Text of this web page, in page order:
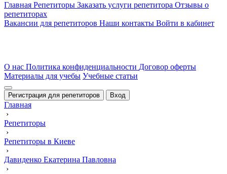
Главная Репетиторы Заказать услуги репетитора Отзывы о
репетиторах
Вакансии для репетиторов Наши контакты Войти в кабинет
О нас Политика конфиденциальности Договор оферты
Материалы для учебы Учебные статьи
Регистрация для репетиторов Вход
Главная
›
Репетиторы
›
Репетиторы в Киеве
›
Давиденко Екатерина Павловна
›